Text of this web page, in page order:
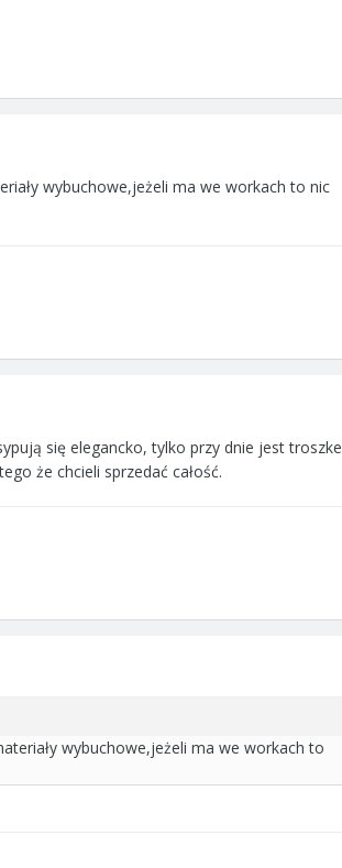
wybuchowe,jeżeli ma we workach to nic
się elegancko, tylko przy dnie jest troszke
że chcieli sprzedać całość.
wybuchowe,jeżeli ma we workach to